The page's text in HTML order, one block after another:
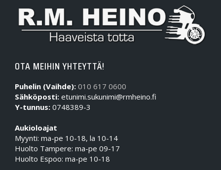
OTA MEIHIN YHTEYTTÄ!
Puhelin (Vaihde): 010 617 0600
Sähköposti: etunimi.sukunimi@rmheino.fi
Y-tunnus: 0748389-3
Aukioloajat
Myynti: ma-pe 10-18, la 10-14
Huolto Tampere: ma-pe 09-17
Huolto Espoo: ma-pe 10-18